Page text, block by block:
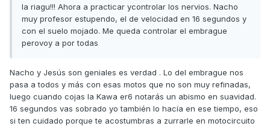
la riagu!!! Ahora a practicar ycontrolar los nervios. Nacho
muy profesor estupendo, el de velocidad en 16 segundos y
con el suelo mojado. Me queda controlar el embrague
perovoy a por todas
Nacho y Jesús son geniales es verdad . Lo del embrague nos
pasa a todos y más con esas motos que no son muy refinadas,
luego cuando cojas la Kawa er6 notarás un abismo en suavidad.
16 segundos vas sobrado yo también lo hacía en ese tiempo, eso
si ten cuidado porque te acostumbras a zurrarle en motocircuito